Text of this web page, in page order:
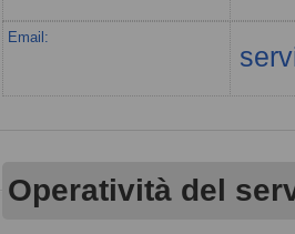
Email:
Operatività del